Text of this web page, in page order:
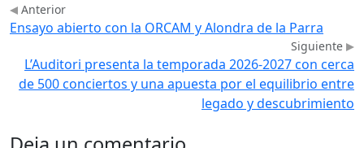
Anterior
Ensayo abierto con la ORCAM y Alondra de la Parra
Siguiente
L’Auditori presenta la temporada 2026-2027 con cerca
de 500 conciertos y una apuesta por el equilibrio entre
legado y descubrimiento